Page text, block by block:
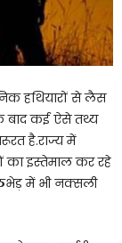
हथियारों से लैस
बाद कई ऐसे तथ्य
है.राज्य में
का इस्तेमाल कर रहे
में भी नक्सली